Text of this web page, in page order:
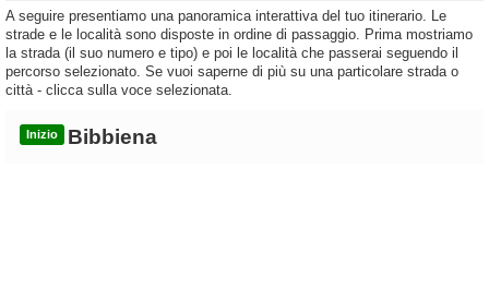
A seguire presentiamo una panoramica interattiva del tuo itinerario. Le
strade e le località sono disposte in ordine di passaggio. Prima mostriamo
la strada (il suo numero e tipo) e poi le località che passerai seguendo il
percorso selezionato. Se vuoi saperne di più su una particolare strada o
città - clicca sulla voce selezionata.
Inizio Bibbiena